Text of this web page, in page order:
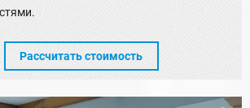
Рассчитать стоимость